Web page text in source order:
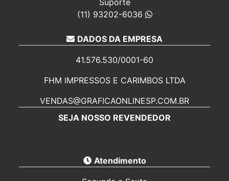
REVENDA DE FOLHETOS
PALHOÇA
PASTAS PERSONALIZADAS PARA REVENDA EM
Balcão de retirada
Fale Conosco
Suporte
(11) 93202-6036
DADOS DA EMPRESA
41.576.530/0001-60
FHM IMPRESSOS E CARIMBOS LTDA
VENDAS@GRAFICAONLINESP.COM.BR
SEJA NOSSO REVENDEDOR
Atendimento